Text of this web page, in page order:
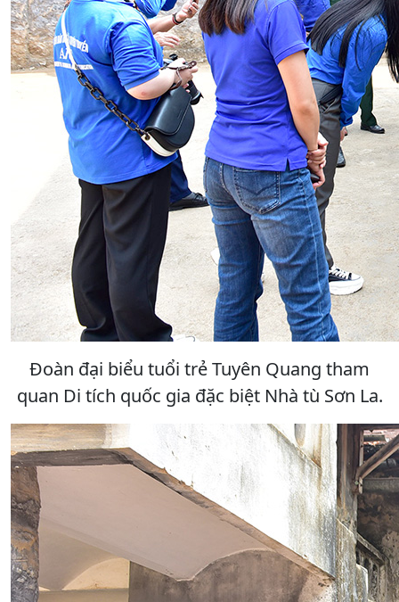
Đoàn đại biểu tuổi trẻ Tuyên Quang tham
quan Di tích quốc gia đặc biệt Nhà tù Sơn La.